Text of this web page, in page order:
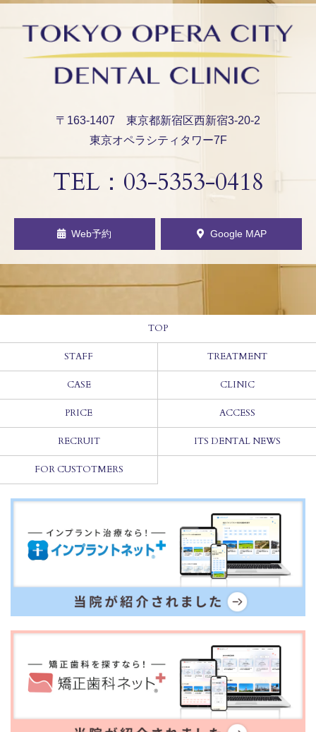
〒163-1407 東京都新宿区西新宿3-20-2
東京オペラシティタワー7F
TEL： 03-5353-0418
Web予約 Google MAP
TOP
STAFF TREATMENT
CASE CLINIC
PRICE ACCESS
RECRUIT ITS DENTAL NEWS
FOR CUSTOTMERS